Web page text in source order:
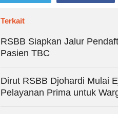
Terkait
RSBB Siapkan Jalur
Pasien TBC
Dirut RSBB Djohardi Mulai
Pelayanan Prima untuk